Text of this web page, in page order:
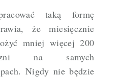
taką formę
że miesięcznie
mniej więcej 200
na samych
Nigdy nie będzie